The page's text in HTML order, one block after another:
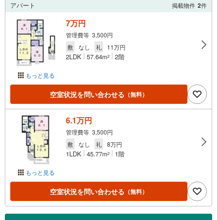
アパート 掲載物件 2件
もっと見る
7万円
管理費等 3,500円
敷
なし 礼 11万円
2LDK 57.64m2 2階
空室状況を問い合わせる （無料）
もっと見る
6.1万円
管理費等 3,500円
敷
なし 礼 8万円
1LDK 45.77m2 1階
空室状況を問い合わせる （無料）